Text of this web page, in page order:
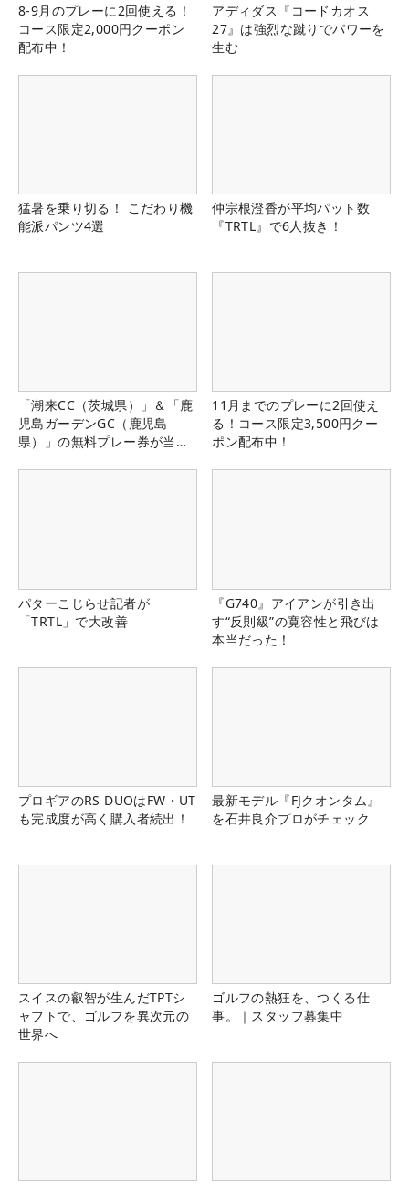
8-9月のプレーに2回使える！
コース限定2,000円クーポン
配布中！
アディダス『コードカオス
27』は強烈な蹴りでパワーを
生む
猛暑を乗り切る！ こだわり機
能派パンツ4選
仲宗根澄香が平均パット数
『TRTL』で6人抜き！
「潮来CC（茨城県）」＆「鹿
児島ガーデンGC（鹿児島
県）」の無料プレー券が当た
11月までのプレーに2回使え
る！コース限定3,500円クー
ポン配布中！
パターこじらせ記者が
「TRTL」で大改善
『G740』アイアンが引き出
す“反則級”の寛容性と飛びは
本当だった！
プロギアのRS DUOはFW・UT
も完成度が高く購入者続出！
最新モデル『FJクオンタム』
を石井良介プロがチェック
スイスの叡智が生んだTPTシ
ャフトで、ゴルフを異次元の
世界へ
ゴルフの熱狂を、つくる仕
事。｜スタッフ募集中